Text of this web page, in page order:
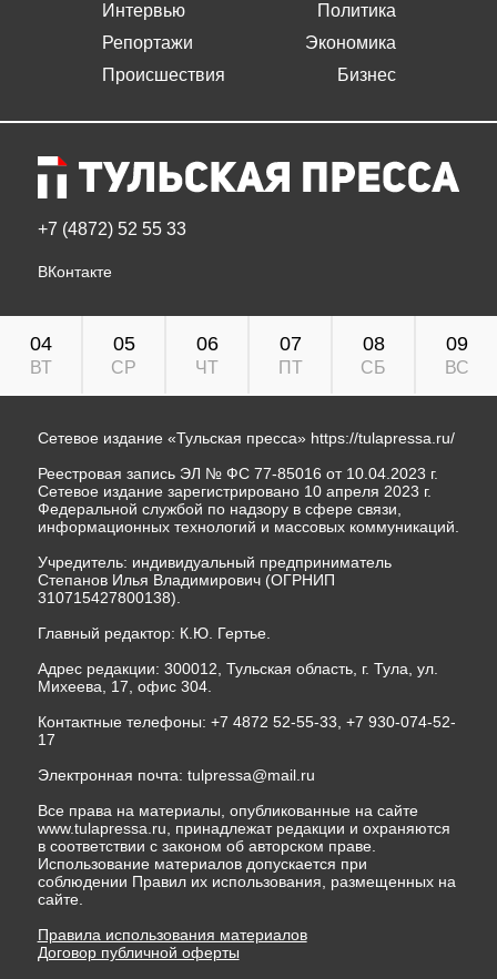
Интервью
Репортажи
Происшествия
Политика
Экономика
Бизнес
+7 (4872) 52 55 33
ВКонтакте
04
ВТ
05
СР
06
ЧТ
07
ПТ
08
СБ
09
ВС
Сетевое издание «Тульская пресса» https://tulapressa.ru/
Реестровая запись ЭЛ № ФС 77-85016 от 10.04.2023 г.
Сетевое издание зарегистрировано 10 апреля 2023 г.
Федеральной службой по надзору в сфере связи,
информационных технологий и массовых коммуникаций.
Учредитель: индивидуальный предприниматель
Степанов Илья Владимирович (ОГРНИП
310715427800138).
Главный редактор: К.Ю. Гертье.
Адрес редакции: 300012, Тульская область, г. Тула, ул.
Михеева, 17, офис 304.
Контактные телефоны: +7 4872 52-55-33, +7 930-074-52-
17
Электронная почта: tulpressa@mail.ru
Все права на материалы, опубликованные на сайте
www.tulapressa.ru, принадлежат редакции и охраняются
в соответствии с законом об авторском праве.
Использование материалов допускается при
соблюдении Правил их использования, размещенных на
сайте.
Правила использования материалов
Договор публичной оферты